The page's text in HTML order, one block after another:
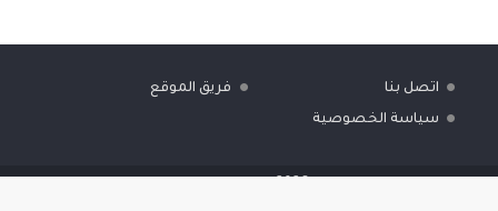
اتصل بنا
سياسة الخصوصية
فريق الموقع